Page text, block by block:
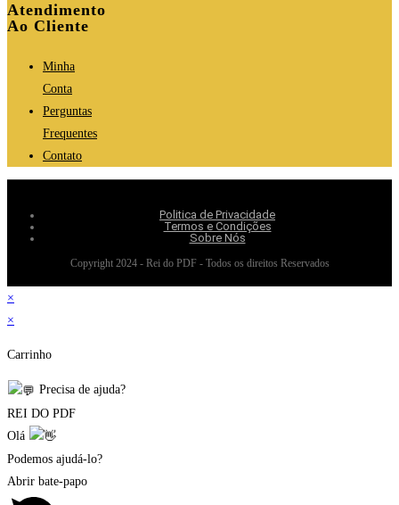
Atendimento
Ao Cliente
Minha
Conta
Perguntas
Frequentes
Contato
Politica de Privacidade
Termos e Condições
Sobre Nós
Copyright 2024 - Rei do PDF - Todos os direitos Reservados
×
×
Carrinho
Precisa de ajuda?
REI DO PDF
Olá
Podemos ajudá-lo?
Abrir bate-papo